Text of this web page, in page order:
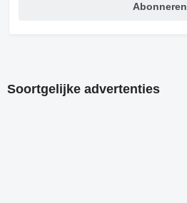
Abonneren
Soortgelijke advertenties